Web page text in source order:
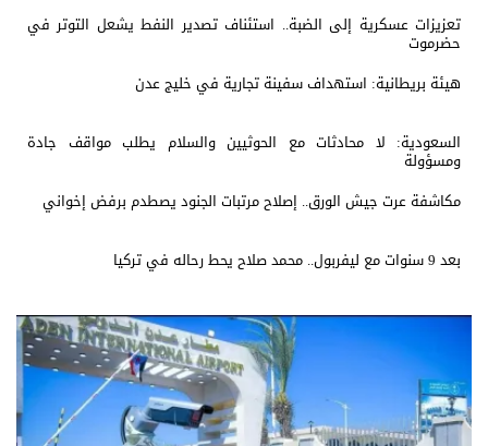
تعزيزات عسكرية إلى الضبة.. استئناف تصدير النفط يشعل التوتر في
حضرموت
هيئة بريطانية: استهداف سفينة تجارية في خليج عدن
السعودية: لا محادثات مع الحوثيين والسلام يطلب مواقف جادة
ومسؤولة
مكاشفة عرت جيش الورق.. إصلاح مرتبات الجنود يصطدم برفض إخواني
بعد 9 سنوات مع ليفربول.. محمد صلاح يحط رحاله في تركيا